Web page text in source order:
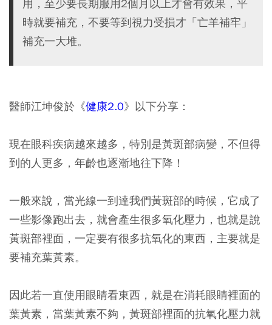
用，至少要長期服用2個月以上才會有效果，平
時就要補充，不要等到視力受損才「亡羊補牢」
補充一大堆。
醫師江坤俊於《健康2.0》以下分享：
現在眼科疾病越來越多，特別是黃斑部病變，不但得
到的人更多，年齡也逐漸地往下降！
一般來說，當光線一到達我們黃斑部的時候，它成了
一些影像跑出去，就會產生很多氧化壓力，也就是說
黃斑部裡面，一定要有很多抗氧化的東西，主要就是
要補充葉黃素。
因此若一直使用眼睛看東西，就是在消耗眼睛裡面的
葉黃素，當葉黃素不夠，黃斑部裡面的抗氧化壓力就